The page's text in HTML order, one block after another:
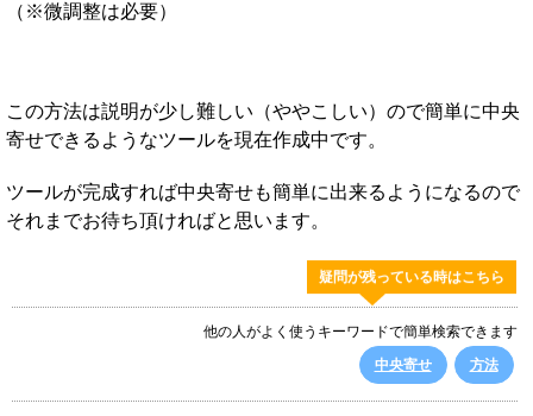
（※微調整は必要）
この方法は説明が少し難しい（ややこしい）ので簡単に中央
寄せできるようなツールを現在作成中です。
ツールが完成すれば中央寄せも簡単に出来るようになるので
それまでお待ち頂ければと思います。
疑問が残っている時はこちら
他の人がよく使うキーワードで簡単検索できます
中央寄せ
方法